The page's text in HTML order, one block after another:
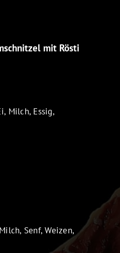
mit Rösti
Milch, Essig,
Senf, Weizen,